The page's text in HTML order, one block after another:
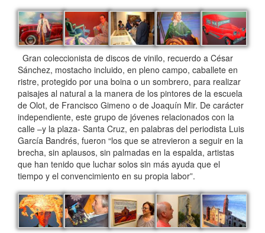
Gran coleccionista de discos de vinilo, recuerdo a César
Sánchez, mostacho incluido, en pleno campo, caballete en
ristre, protegido por una boina o un sombrero, para realizar
paisajes al natural a la manera de los pintores de la escuela
de Olot, de Francisco Gimeno o de Joaquín Mir. De carácter
independiente, este grupo de jóvenes relacionados con la
calle –y la plaza- Santa Cruz, en palabras del periodista Luis
García Bandrés, fueron “los que se atrevieron a seguir en la
brecha, sin aplausos, sin palmadas en la espalda, artistas
que han tenido que luchar solos sin más ayuda que el
tiempo y el convencimiento en su propia labor”.